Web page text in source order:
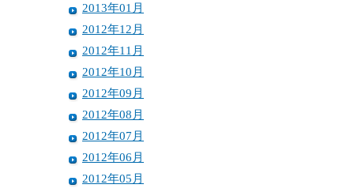
2013年01月
2012年12月
2012年11月
2012年10月
2012年09月
2012年08月
2012年07月
2012年06月
2012年05月